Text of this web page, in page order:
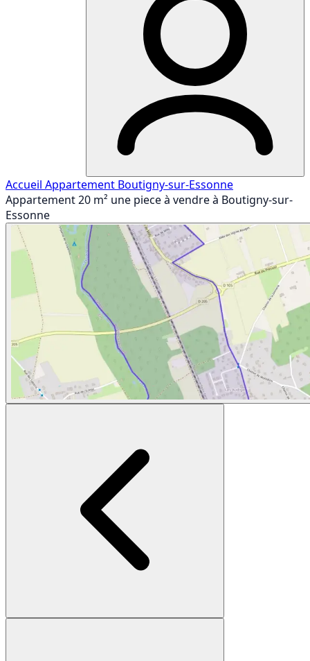
Accueil Appartement Boutigny-sur-Essonne
Appartement 20 m² une piece à vendre à Boutigny-sur-
Essonne